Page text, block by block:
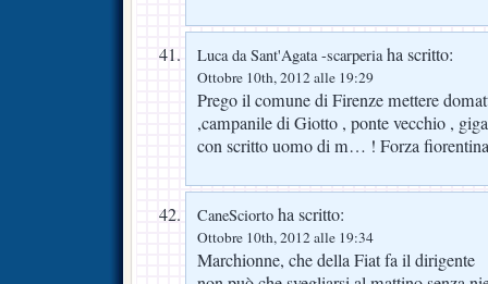
Luca da Sant'Agata -scarperiaha scritto:
Ottobre 10th, 2012 alle 19:29
Prego il comune di Firenze mettere
,campanile di Giotto , ponte vecchio ,
con scritto uomo di m… ! Forza
CaneSciorto ha scritto:
Ottobre 10th, 2012 alle 19:34
Marchionne, che della Fiat fa il dirigente